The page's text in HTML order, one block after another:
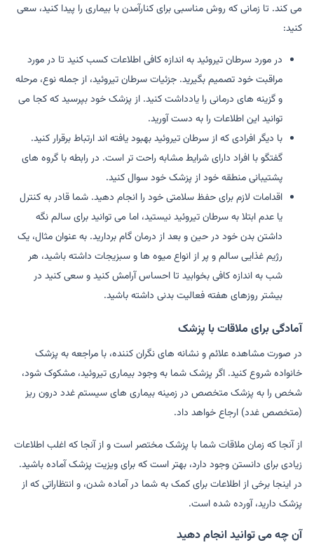
می کند. تا زمانی که روش مناسبی برای کنارآمدن با بیماری را پیدا کنید، سعی
کنید:
در مورد سرطان تیروئید به اندازه کافی اطلاعات کسب کنید تا در مورد
مراقبت خود تصمیم بگیرید. جزئیات سرطان تیروئید، از جمله نوع، مرحله
و گزینه های درمانی را یادداشت کنید. از پزشک خود بپرسید که کجا می
توانید این اطلاعات را به دست آورید.
با دیگر افرادی که از سرطان تیروئید بهبود یافته اند ارتباط برقرار کنید.
گفتگو با افراد دارای شرایط مشابه راحت تر است. در رابطه با گروه های
پشتیبانی منطقه خود از پزشک خود سوال کنید.
اقدامات لازم برای حفظ سلامتی خود را انجام دهید. شما قادر به کنترل
یا عدم ابتلا به سرطان تیروئید نیستید، اما می توانید برای سالم نگه
داشتن بدن خود در حین و بعد از درمان گام بردارید. به عنوان مثال، یک
رژیم غذایی سالم و پر از انواع میوه ها و سبزیجات داشته باشید، هر
شب به اندازه کافی بخوابید تا احساس آرامش کنید و سعی کنید در
بیشتر روزهای هفته فعالیت بدنی داشته باشید.
آمادگی برای ملاقات با پزشک
در صورت مشاهده علائم و نشانه های نگران کننده، با مراجعه به پزشک
خانواده شروع کنید. اگر پزشک شما به وجود بیماری تیروئید، مشکوک شود،
شخص را به پزشک متخصص در زمینه بیماری های سیستم غدد درون ریز
(متخصص غدد) ارجاع خواهد داد.
از آنجا که زمان ملاقات شما با پزشک مختصر است و از آنجا که اغلب اطلاعات
زیادی برای دانستن وجود دارد، بهتر است که برای ویزیت پزشک آماده باشید.
در اینجا برخی از اطلاعات برای کمک به شما در آماده شدن، و انتظاراتی که از
پزشک دارید، آورده شده است.
آن چه می توانید انجام دهید